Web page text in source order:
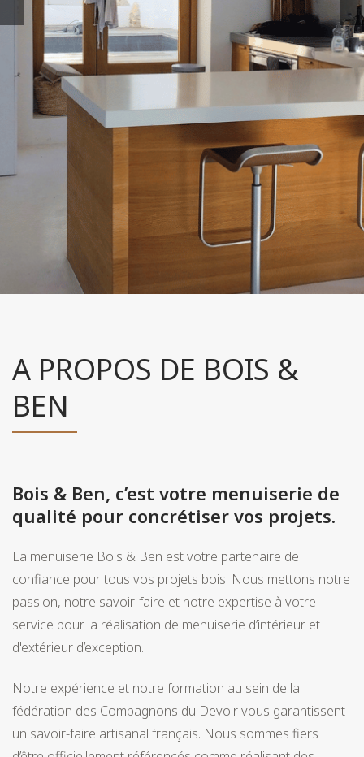
A PROPOS DE BOIS &
BEN
Bois & Ben, c’est votre menuiserie de
qualité pour concrétiser vos projets.
La menuiserie Bois & Ben est votre partenaire de
confiance pour tous vos projets bois. Nous mettons notre
passion, notre savoir-faire et notre expertise à votre
service pour la réalisation de menuiserie d’intérieur et
d'extérieur d’exception.
Notre expérience et notre formation au sein de la
fédération des Compagnons du Devoir vous garantissent
un savoir-faire artisanal français. Nous sommes fiers